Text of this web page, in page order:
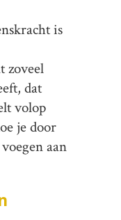
is
zoveel
dat
volop
je door
aan